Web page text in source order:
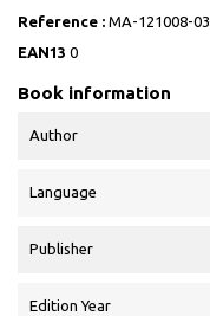
Reference : MA-121008-03
EAN13 0
Book information
Author
Language
Publisher
Edition Year